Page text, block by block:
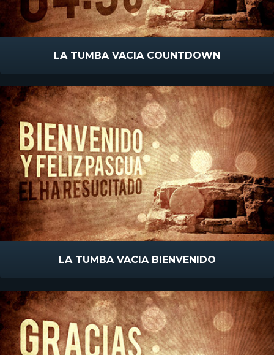
LA TUMBA VACIA COUNTDOWN
LA TUMBA VACIA BIENVENIDO